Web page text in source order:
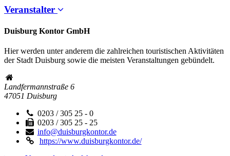
Veranstalter
Duisburg Kontor GmbH
Hier werden unter anderem die zahlreichen touristischen Aktivitäten
der Stadt Duisburg sowie die meisten Veranstaltungen gebündelt.
Landfermannstraße 6
47051 Duisburg
0203 / 305 25 - 0
0203 / 305 25 - 25
info@duisburgkontor.de
https://www.duisburgkontor.de/